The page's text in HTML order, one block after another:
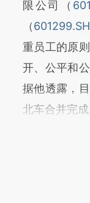
限公司（
（601299.SH
重员工的原
开、公平和
据他透露，
北车合并完